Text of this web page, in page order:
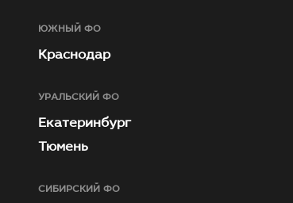
ЮЖНЫЙ ФО
Краснодар
УРАЛЬСКИЙ ФО
Екатеринбург
Тюмень
СИБИРСКИЙ ФО